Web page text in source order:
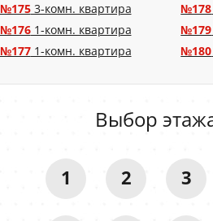
№1753-комн. квартира
№1761-комн. квартира
№1771-комн. квартира
№178
№179
№180
Выбор
1 2 3